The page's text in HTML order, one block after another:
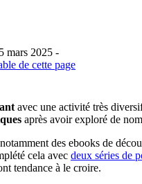
mars 2025 -
avec une activité très
après avoir exploré de
des ebooks de
cela avec deux séries de
tendance à le croire.